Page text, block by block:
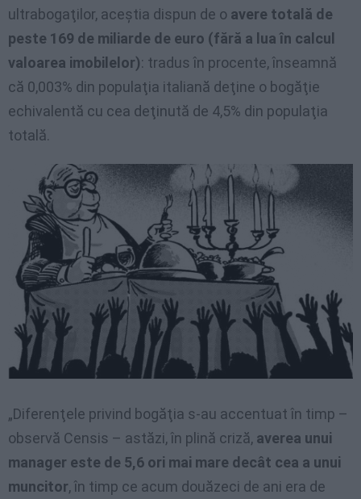
ultrabogaţilor, aceştia dispun de o avere totală de
peste 169 de miliarde de euro (fără a lua în calcul
valoarea imobilelor): tradus în procente, înseamnă
că 0,003% din populaţia italiană deţine o bogăţie
echivalentă cu cea deţinută de 4,5% din populaţia
totală.
„Diferenţele privind bogăţia s-au accentuat în timp –
observă Censis – astăzi, în plină criză, averea unui
manager este de 5,6 ori mai mare decât cea a unui
muncitor, în timp ce acum douăzeci de ani era de